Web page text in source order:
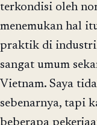
terkondisi oleh
menemukan hal
praktik di industri
sangat umum
Vietnam. Saya
sebenarnya, tapi
beberapa